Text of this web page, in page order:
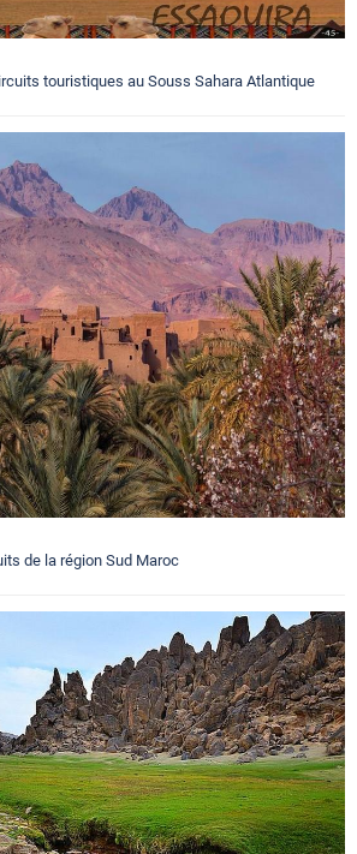
touristiques au Souss Sahara Atlantique
de la région Sud Maroc